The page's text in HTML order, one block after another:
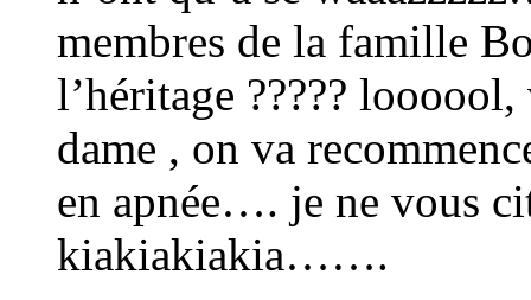
membres de la famille
l’héritage ?????
dame , on va
en apnée…. je ne vous
kiakiakiakia…….